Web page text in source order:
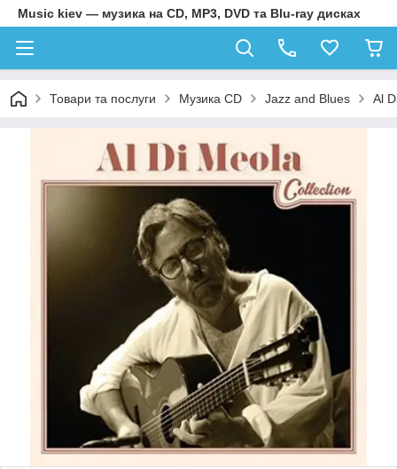
Music kiev — музика на CD, MP3, DVD та Blu-ray дисках
Товари та послуги Музика CD Jazz and Blues Al